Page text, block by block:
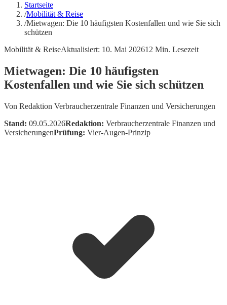
Startseite
/Mobilität & Reise
/Mietwagen: Die 10 häufigsten Kostenfallen und wie Sie sich
schützen
Mobilität & ReiseAktualisiert: 10. Mai 202612 Min. Lesezeit
Mietwagen: Die 10 häufigsten
Kostenfallen und wie Sie sich schützen
Von Redaktion Verbraucherzentrale Finanzen und Versicherungen
Stand: 09.05.2026Redaktion: Verbraucherzentrale Finanzen und
VersicherungenPrüfung: Vier-Augen-Prinzip